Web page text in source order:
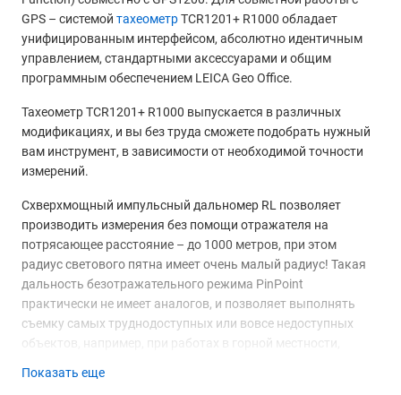
GPS – системой тахеометрTCR1201+ R1000 обладает
унифицированным интерфейсом, абсолютно идентичным
управлением, стандартными аксессуарами и общим
программным обеспечением LEICA Geo Office.
Тахеометр TCR1201+ R1000 выпускается в различных
модификациях, и вы без труда сможете подобрать нужный
вам инструмент, в зависимости от необходимой точности
измерений.
Схверхмощный импульсный дальномер RL позволяет
производить измерения без помощи отражателя на
потрясающее расстояние – до 1000 метров, при этом
радиус светового пятна имеет очень малый радиус! Такая
дальность безотражательного режима PinPoint
практически не имеет аналогов, и позволяет выполнять
съемку самых труднодоступных или вовсе недоступных
объектов, например, при работах в горной местности,
дорожного полотна при интенсивном движении транспорта
Показать еще